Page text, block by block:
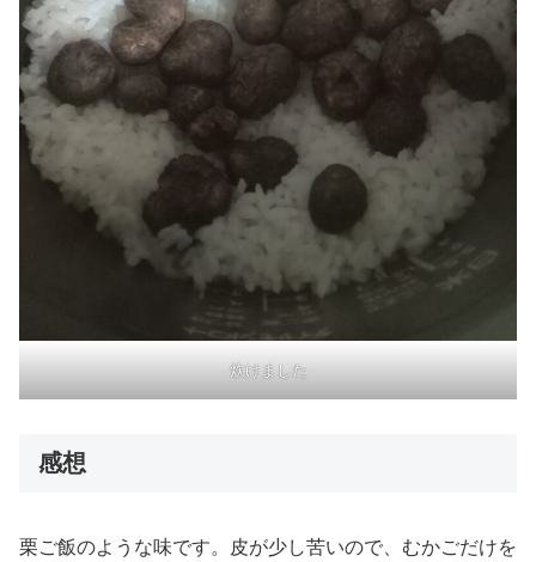
炊けました
感想
栗ご飯のような味です。皮が少し苦いので、むかごだけを